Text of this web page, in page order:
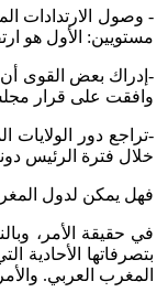
- وصول الارتدادات
مستويين: الأول هو
-إدراك بعض القوى أن
وافقت على قرار مجلس الأمن الرقم (1973م) الخاص بالأزمة الليبية
-تراجع دور الولايات
خلال فترة الرئيس
فهل يمكن لدول
في حقيقة الأمر،
بتصرفاتها
المغرب العربي.